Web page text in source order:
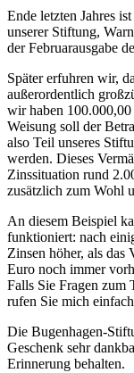
Ende letzten Jahres
unserer Stiftung,
der Februarausgabe
Später erfuhren wir,
außerordentlich
wir haben 100.000,00
Weisung soll der
also Teil unseres
werden. Dieses
Zinssituation rund
zusätzlich zum Wohl
An diesem Beispiel
funktioniert: nach
Zinsen höher, als das
Euro noch immer
Falls Sie Fragen zum
rufen Sie mich
Die Bugenhagen-
Geschenk sehr
Erinnerung behalten.